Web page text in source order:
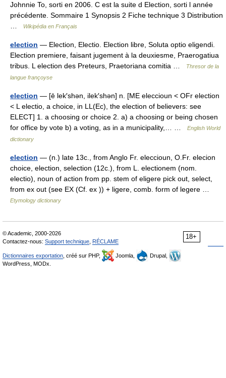
Johnnie To, sorti en 2006. C est la suite d Election, sorti l année
précédente. Sommaire 1 Synopsis 2 Fiche technique 3 Distribution
Wikipédia en Français
election — Election, Electio. Election libre, Soluta optio eligendi.
Election premiere, faisant jugement à la deuxiesme, Praerogatiua
tribus. L election des Preteurs, Praetoriana comitia …
Thresor de la
langue françoyse
election — [ē lek′shən, ilek′shən] n. [ME eleccioun < OFr election
< L electio, a choice, in LL(Ec), the election of believers: see
ELECT] 1. a choosing or choice 2. a) a choosing or being chosen
for office by vote b) a voting, as in a municipality,… …
English World
dictionary
election — (n.) late 13c., from Anglo Fr. eleccioun, O.Fr. elecion
choice, election, selection (12c.), from L. electionem (nom.
electio), noun of action from pp. stem of eligere pick out, select,
from ex out (see EX (Cf. ex )) + ligere, comb. form of legere …
Etymology dictionary
18+
© Academic, 2000-2026
Contactez-nous: Support technique RÉCLAME
Dictionnaires exportation , créé sur PHP, Joomla,
Drupal,
WordPress, MODx.